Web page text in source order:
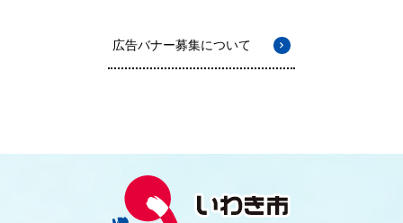
広告バナー募集について